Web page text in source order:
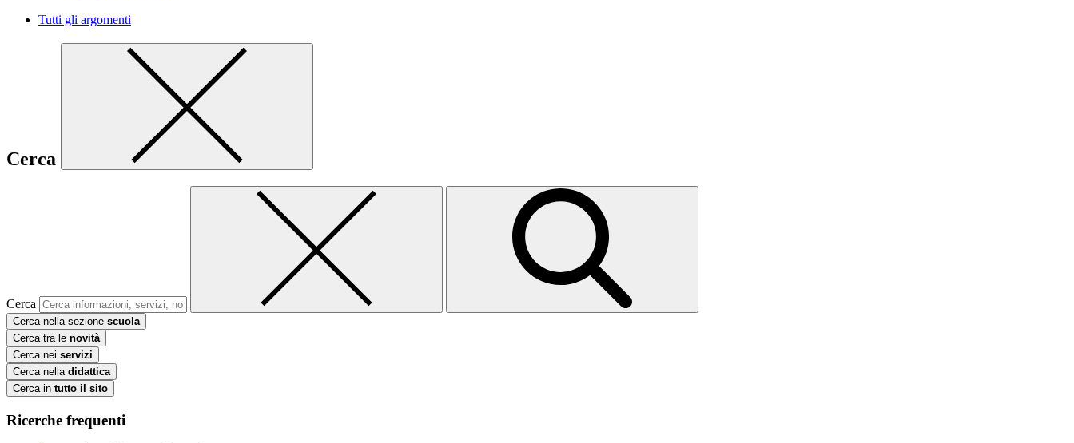
Tutti gli argomenti
Cerca
Cerca
Cerca nella sezione scuola
Cerca tra le novità
Cerca nei servizi
Cerca nella didattica
Cerca in tutto il sito
Ricerche frequenti